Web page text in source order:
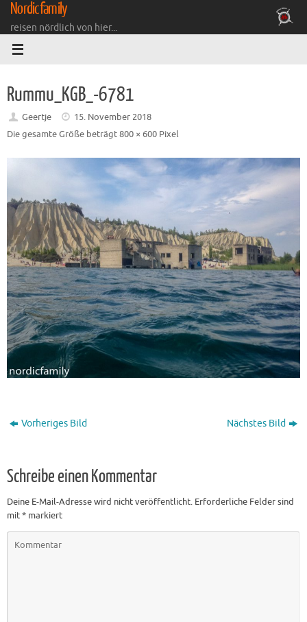
Zum
Inhalt
springen
Nordicfamily
reisen nördlich von hier...
Rummu_KGB_-6781
Geertje
15. November 2018
Die gesamte Größe beträgt800 × 600 Pixel
Vorheriges Bild Nächstes Bild
Schreibe einen Kommentar
Deine E-Mail-Adresse wird nicht veröffentlicht. Erforderliche Felder sind
mit* markiert